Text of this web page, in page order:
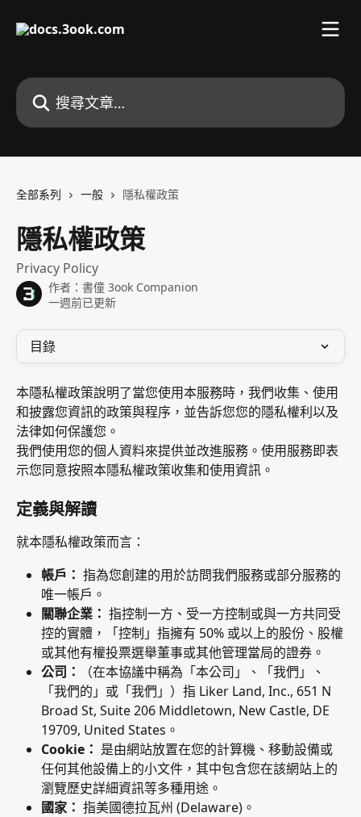
搜尋文章…
全部系列 一般 隱私權政策
隱私權政策
Privacy Policy
作者： 書僮 3ook Companion
一週前已更新
目錄
本隱私權政策說明了當您使用本服務時，我們收集、使用
和披露您資訊的政策與程序，並告訴您您的隱私權利以及
法律如何保護您。
我們使用您的個人資料來提供並改進服務。使用服務即表
示您同意按照本隱私權政策收集和使用資訊。
定義與解讀
就本隱私權政策而言：
帳戶： 指為您創建的用於訪問我們服務或部分服務的
唯一帳戶。
關聯企業： 指控制一方、受一方控制或與一方共同受
控的實體，「控制」指擁有 50% 或以上的股份、股權
或其他有權投票選舉董事或其他管理當局的證券。
公司：
（在本協議中稱為「本公司」、「我們」、
「我們的」或「我們」）指 Liker Land, Inc., 651 N
Broad St, Suite 206 Middletown, New Castle, DE
19709, United States。
Cookie： 是由網站放置在您的計算機、移動設備或
任何其他設備上的小文件，其中包含您在該網站上的
瀏覽歷史詳細資訊等多種用途。
國家： 指美國德拉瓦州 (Delaware)。